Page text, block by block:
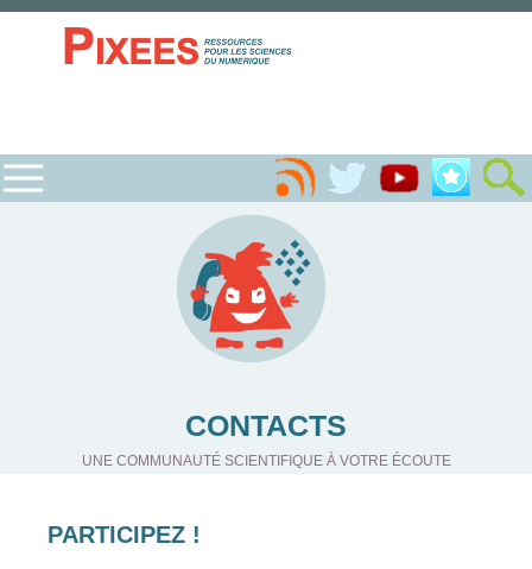
CONTACTS
UNE COMMUNAUTÉ SCIENTIFIQUE À VOTRE ÉCOUTE
PARTICIPEZ !